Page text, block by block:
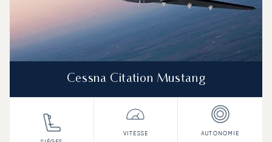
Cessna Citation Mustang